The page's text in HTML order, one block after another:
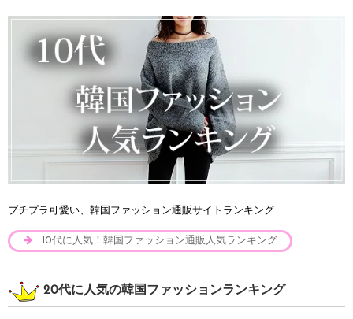
プチプラ可愛い、韓国ファッション通販サイトランキング
10代に人気！韓国ファッション通販人気ランキング
20代に人気の韓国ファッションランキング